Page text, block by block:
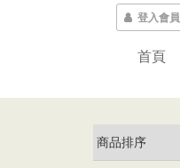
登入會員
首頁